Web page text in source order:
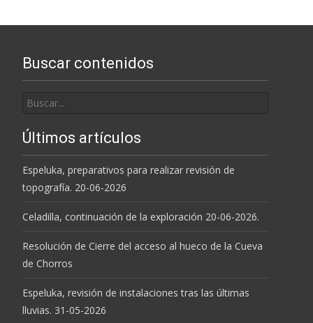
entradas
Buscar contenidos
por:
Últimos artículos
Espeluka, preparativos para realizar revisión de
topografía. 20-06-2026
Celadilla, continuación de la exploración 20-06-2026.
Resolución de Cierre del acceso al hueco de la Cueva
de Chorros
Espeluka, revisión de instalaciones tras las últimas
lluvias. 31-05-2026